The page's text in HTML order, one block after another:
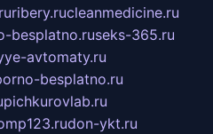
ribery.rucleanmedicine.ru
besplatno.ruseks-365.ru
avtomaty.ru
besplatno.ru
pichkurovlab.ru
don-ykt.ru